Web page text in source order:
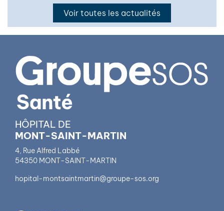
Voir toutes les actualités
HÔPITAL DE
MONT-SAINT-MARTIN
4, Rue Alfred Labbé
54350 MONT-SAINT-MARTIN
hopital-montsaintmartin@groupe-sos.org